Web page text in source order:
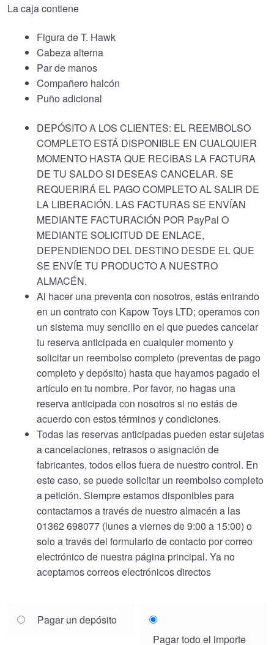
La caja contiene
Figura de T. Hawk
Cabeza alterna
Par de manos
Compañero halcón
Puño adicional
DEPÓSITO A LOS CLIENTES: EL REEMBOLSO
COMPLETO ESTÁ DISPONIBLE EN CUALQUIER
MOMENTO HASTA QUE RECIBAS LA FACTURA
DE TU SALDO SI DESEAS CANCELAR. SE
REQUERIRÁ EL PAGO COMPLETO AL SALIR DE
LA LIBERACIÓN. LAS FACTURAS SE ENVÍAN
MEDIANTE FACTURACIÓN POR PayPal O
MEDIANTE SOLICITUD DE ENLACE,
DEPENDIENDO DEL DESTINO DESDE EL QUE
SE ENVÍE TU PRODUCTO A NUESTRO
ALMACÉN.
Al hacer una preventa con nosotros, estás entrando
en un contrato con Kapow Toys LTD; operamos con
un sistema muy sencillo en el que puedes cancelar
tu reserva anticipada en cualquier momento y
solicitar un reembolso completo (preventas de pago
completo y depósito) hasta que hayamos pagado el
artículo en tu nombre. Por favor, no hagas una
reserva anticipada con nosotros si no estás de
acuerdo con estos términos y condiciones.
Todas las reservas anticipadas pueden estar sujetas
a cancelaciones, retrasos o asignación de
fabricantes, todos ellos fuera de nuestro control. En
este caso, se puede solicitar un reembolso completo
a petición. Siempre estamos disponibles para
contactarnos a través de nuestro almacén a las
01362 698077 (lunes a viernes de 9:00 a 15:00) o
solo a través del formulario de contacto por correo
electrónico de nuestra página principal. Ya no
aceptamos correos electrónicos directos
your
Pagar un depósito
Pagar todo el importe